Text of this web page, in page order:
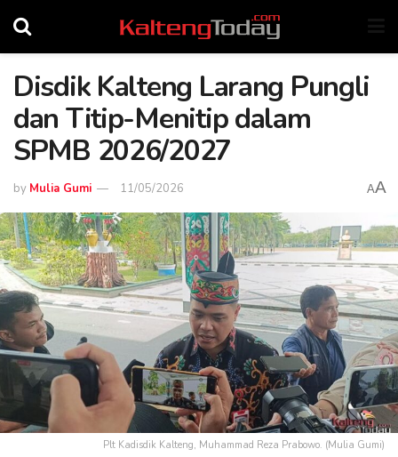
Disdik Kalteng Larang Pungli
dan Titip-Menitip dalam
SPMB 2026/2027
by Mulia Gumi 11/05/2026 AA
Plt Kadisdik Kalteng, Muhammad Reza Prabowo. (Mulia Gumi)